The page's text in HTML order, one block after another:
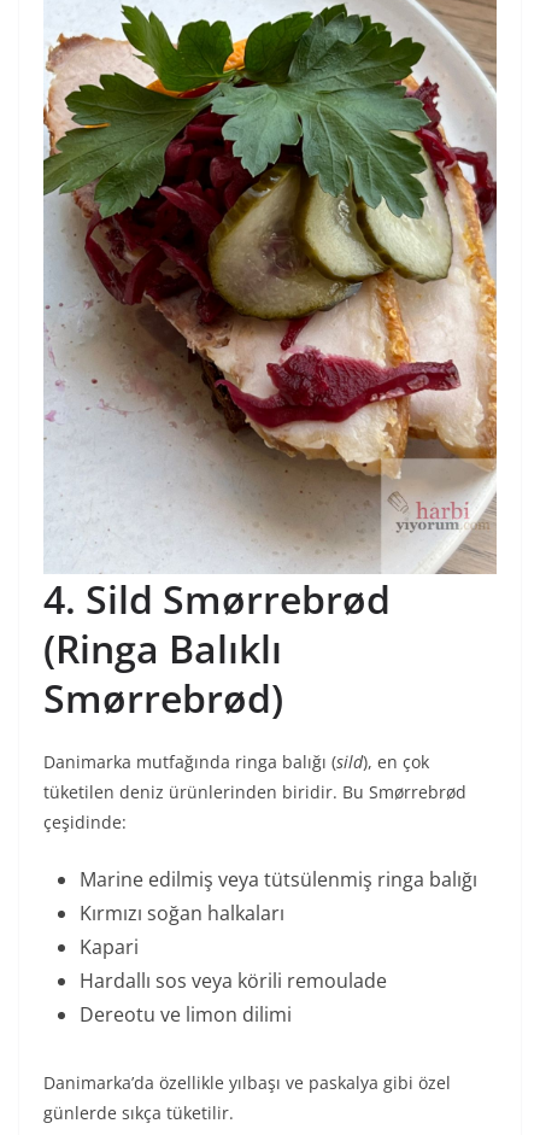
4. Sild Smørrebrød
(Ringa Balıklı
Smørrebrød)
Danimarka mutfağında ringa balığı (sild), en çok
tüketilen deniz ürünlerinden biridir. Bu Smørrebrød
çeşidinde:
Marine edilmiş veya tütsülenmiş ringa balığı
Kırmızı soğan halkaları
Kapari
Hardallı sos veya körili remoulade
Dereotu ve limon dilimi
Danimarka’da özellikle yılbaşı ve paskalya gibi özel
günlerde sıkça tüketilir.